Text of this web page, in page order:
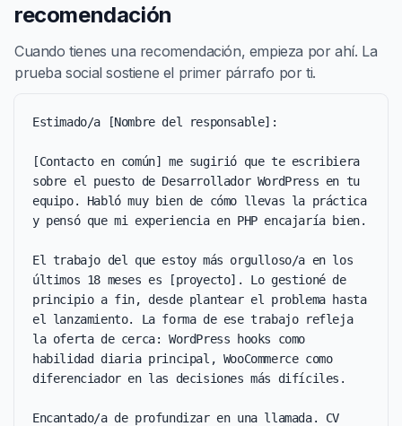
recomendación
Cuando tienes una recomendación, empieza por ahí. La
prueba social sostiene el primer párrafo por ti.
Estimado/a [Nombre del responsable]:
[Contacto en común] me sugirió que te escribiera
sobre el puesto de Desarrollador WordPress en tu
equipo. Habló muy bien de cómo llevas la práctica
y pensó que mi experiencia en PHP encajaría bien.
El trabajo del que estoy más orgulloso/a en los
últimos 18 meses es [proyecto]. Lo gestioné de
principio a fin, desde plantear el problema hasta
el lanzamiento. La forma de ese trabajo refleja
la oferta de cerca: WordPress hooks como
habilidad diaria principal, WooCommerce como
diferenciador en las decisiones más difíciles.
Encantado/a de profundizar en una llamada. CV